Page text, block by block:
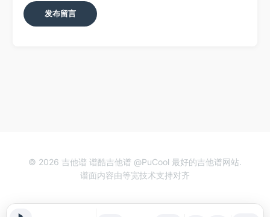
© 2026 吉他谱 谱酷吉他谱 @PuCool 最好的吉他谱网站.
谱面内容由等宽技术支持对齐